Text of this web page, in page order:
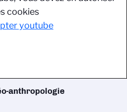
cookies
youtube
anthropologie